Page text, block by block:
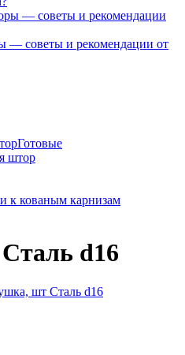
— советы и рекомендации от
Готовые
штор
к кованым карнизам
d16